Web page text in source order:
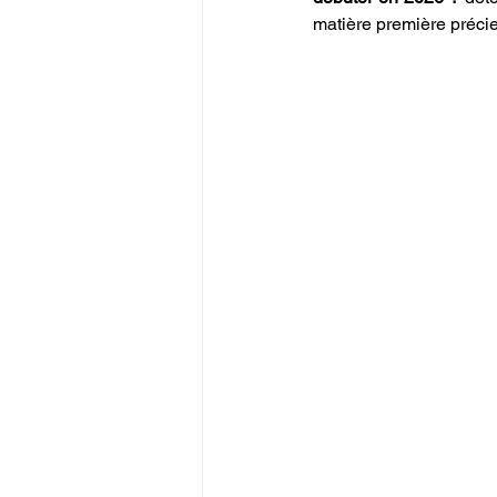
matière première